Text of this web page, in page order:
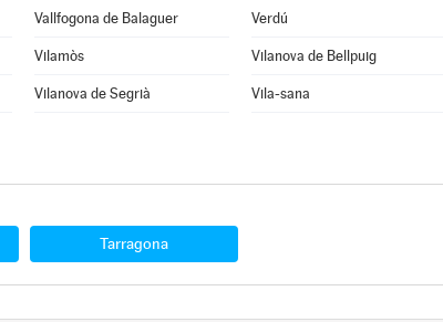
Vallfogona de Balaguer Verdú
Vilamòs Vilanova de Bellpuig
Vilanova de Segrià Vila-sana
Tarragona